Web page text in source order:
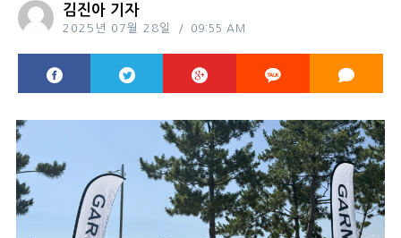
김진아 기자
2025년 07월 28일 09:55 AM